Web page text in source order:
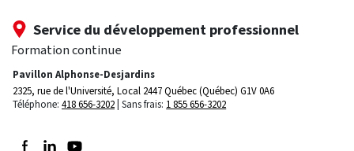
Service du développement professionnel
Formation continue
Pavillon Alphonse-Desjardins
2325, rue de l'Université, Local 2447Québec (Québec) G1V 0A6
Téléphone: 418 656-3202 Sans frais: 1 855 656-3202
Suivez-nous sur Facebook
Suivez-nous sur LinkedIn
Suivez-nous sur Youtube